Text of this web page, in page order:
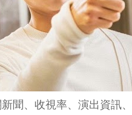
聞、收視率、演出資訊